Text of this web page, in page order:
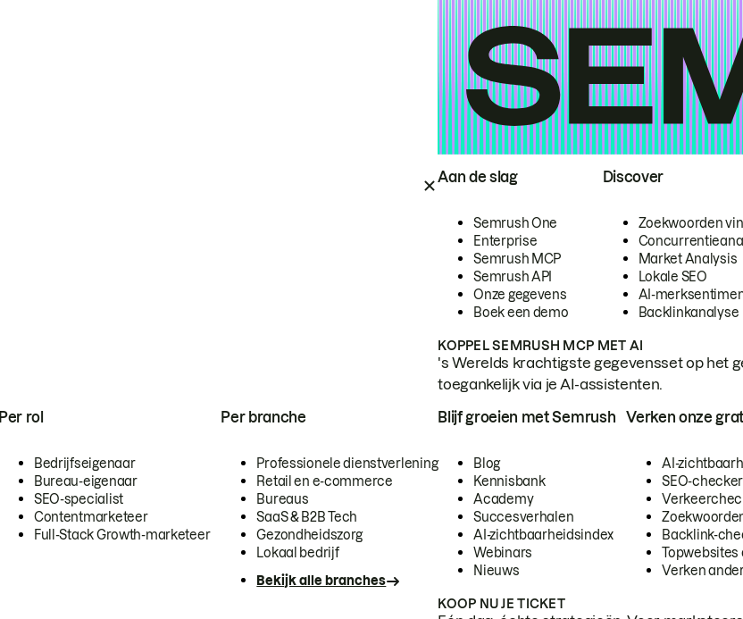
Aan de slag
Semrush One
Enterprise
Semrush MCP
Semrush API
Onze gegevens
Boek een demo
Discover
Zoekwoorden
Market Analysis
Lokale SEO
AI-
Backlinkanalyse
KOPPEL SEMRUSH MCP MET AI
's Werelds krachtigste gegevensset op het
toegankelijk via je AI-assistenten.
Per rol
Bedrijfseigenaar
Bureau-eigenaar
SEO-specialist
Contentmarketeer
Full-Stack Growth-marketeer
Per branche
Professionele dienstverlening
Retail en e-commerce
Bureaus
SaaS & B2B Tech
Gezondheidszorg
Lokaal bedrijf
Bekijk alle branches
Blijf groeien met Semrush
Blog
Kennisbank
Academy
Succesverhalen
AI-zichtbaarheidsindex
Webinars
Nieuws
Verken onze
AI-
SEO-checker
Backlink-
Topwebsites
Verken
KOOP NU JE TICKET